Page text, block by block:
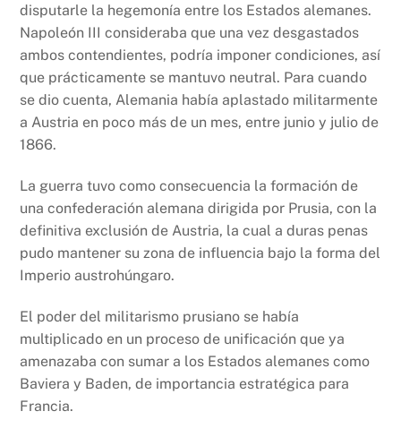
disputarle la hegemonía entre los Estados alemanes.
Napoleón III consideraba que una vez desgastados
ambos contendientes, podría imponer condiciones, así
que prácticamente se mantuvo neutral. Para cuando
se dio cuenta, Alemania había aplastado militarmente
a Austria en poco más de un mes, entre junio y julio de
1866.
La guerra tuvo como consecuencia la formación de
una confederación alemana dirigida por Prusia, con la
definitiva exclusión de Austria, la cual a duras penas
pudo mantener su zona de influencia bajo la forma del
Imperio austrohúngaro.
El poder del militarismo prusiano se había
multiplicado en un proceso de unificación que ya
amenazaba con sumar a los Estados alemanes como
Baviera y Baden, de importancia estratégica para
Francia.